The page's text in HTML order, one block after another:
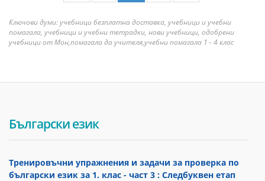
Ключови думи: учебници безплатна доставка, учебници и учебни
помагала, учебници и учебни тетрадки, нови учебници, одобрени
учебници от Мон,помагала да учителя,учебни помагала 1 - 4 клас
Български език
Тренировъчни упражнения и задачи за проверка по
български език за 1. клас - част 3 : Следбуквен етап